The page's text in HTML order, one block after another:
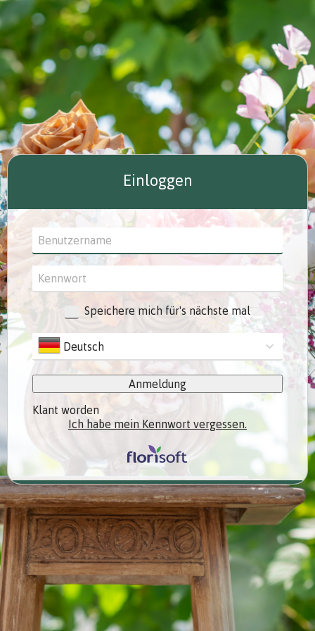
Einloggen
Speichere mich für's nächste mal
Deutsch
Anmeldung
Klant worden
Ich habe mein Kennwort vergessen.